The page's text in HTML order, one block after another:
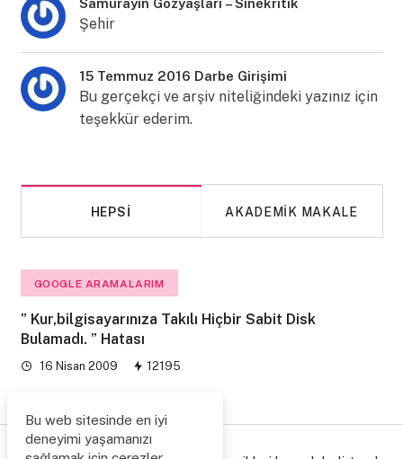
Samurayın Gözyaşları – Sinekritik
Şehir
15 Temmuz 2016 Darbe Girişimi
Bu gerçekçi ve arşiv niteliğindeki yazınız için
teşekkür ederim.
HEPSI AKADEMIK MAKALE
GOOGLE ARAMALARIM
” Kur,bilgisayarınıza Takılı Hiçbir Sabit Disk
Bulamadı. ” Hatası
16 Nisan 2009 12195
Bu web sitesinde en iyi
deneyimi yaşamanızı